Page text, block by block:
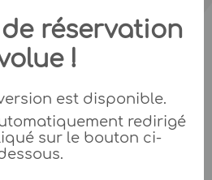
réservation
!
est disponible.
redirigé
sur le bouton ci-